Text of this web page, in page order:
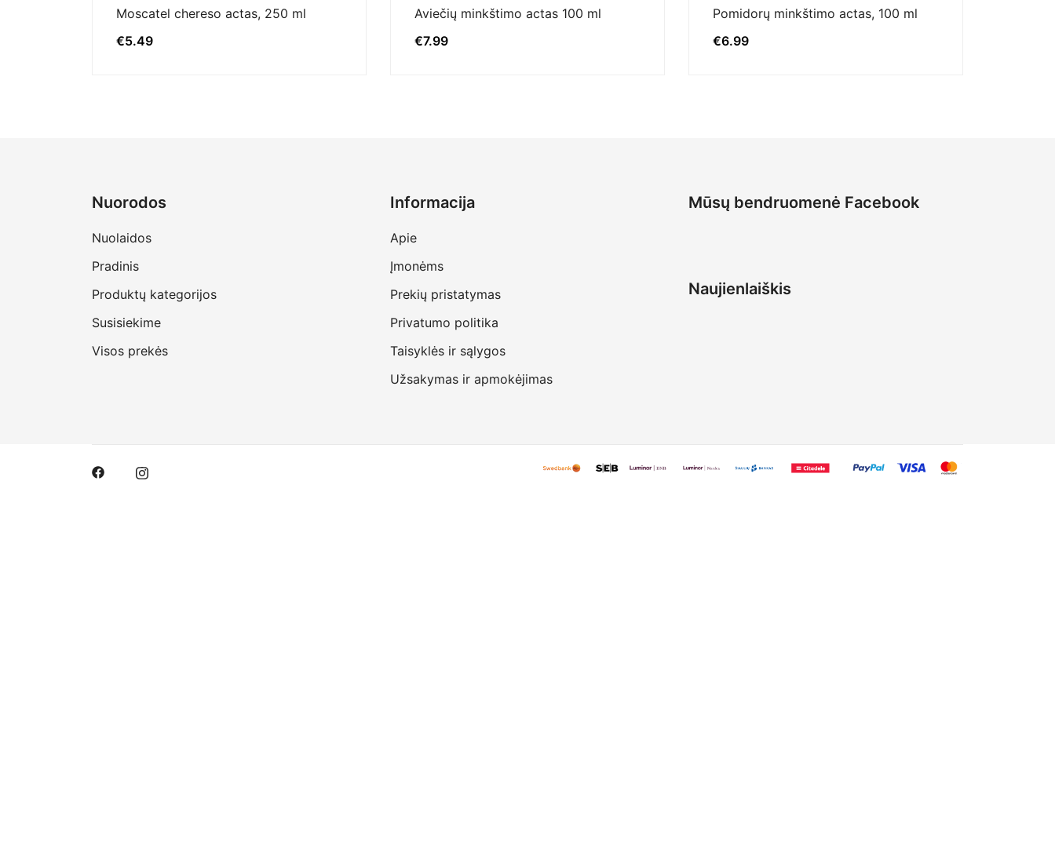
Moscatel chereso actas, 250 ml
€5.49
Aviečių minkštimo actas 100 ml
€7.99
Pomidorų minkštimo actas, 100 ml
€6.99
Nuorodos
Nuolaidos
Pradinis
Produktų kategorijos
Susisiekime
Visos prekės
Informacija
Apie
Įmonėms
Prekių pristatymas
Privatumo politika
Taisyklės ir sąlygos
Užsakymas ir apmokėjimas
Mūsų bendruomenė Facebook
Naujienlaiškis